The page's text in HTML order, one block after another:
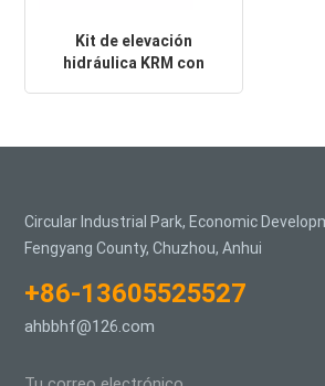
Kit de elevación
hidráulica KRM con
Circular Industrial Park, Economic
Fengyang County, Chuzhou, Anhui
+86-13605525527
ahbbhf@126.com